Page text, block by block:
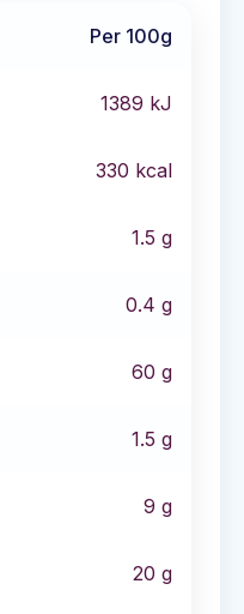
Per 100g
1389 kJ
330 kcal
1.5 g
0.4 g
60 g
1.5 g
9 g
20 g